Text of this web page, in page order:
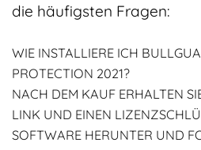
die häufigsten Fragen:
WIE INSTALLIERE ICH
PROTECTION 2021?
NACH DEM KAUF ERHALTEN
LINK UND EINEN
SOFTWARE HERUNTER UND